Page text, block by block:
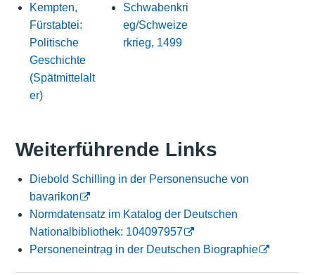
Kempten,
Fürstabtei:
Politische
Geschichte
(Spätmittelalt
er)
Schwabenkri
eg/Schweize
rkrieg, 1499
Weiterführende Links
Diebold Schilling in der Personensuche von
bavarikon
Normdatensatz im Katalog der Deutschen
Nationalbibliothek: 104097957
Personeneintrag in der Deutschen Biographie